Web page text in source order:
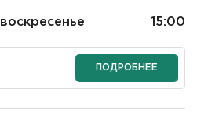
воскресенье 15:00
ПОДРОБНЕЕ